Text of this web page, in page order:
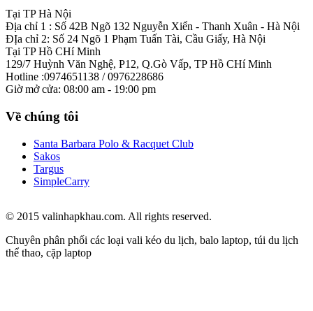
Tại TP Hà Nội
Địa chỉ 1 : Số 42B Ngõ 132 Nguyễn Xiển - Thanh Xuân - Hà Nội
ĐỊa chỉ 2: Số 24 Ngõ 1 Phạm Tuấn Tài, Cầu Giấy, Hà Nội
Tại TP Hồ CHí Minh
129/7 Huỳnh Văn Nghệ, P12, Q.Gò Vấp, TP Hồ CHí Minh
Hotline :0974651138 / 0976228686
Giờ mở cửa: 08:00 am - 19:00 pm
Về chúng tôi
Santa Barbara Polo & Racquet Club
Sakos
Targus
SimpleCarry
© 2015 valinhapkhau.com. All rights reserved.
Chuyên phân phối các loại vali kéo du lịch, balo laptop, túi du lịch
thể thao, cặp laptop